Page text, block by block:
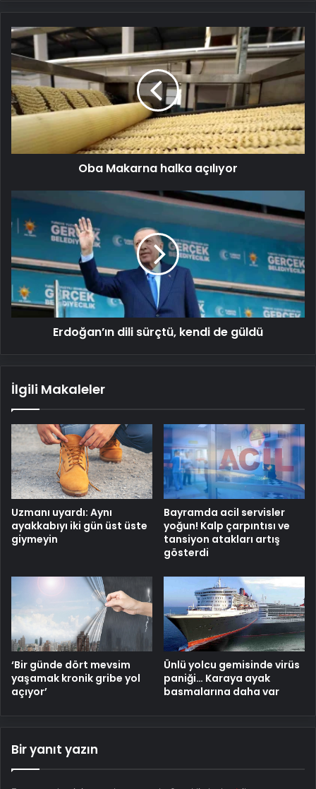
Oba
Makarna
halka
açılıyor
Oba Makarna halka açılıyor
Erdoğan’ın
sürçtü,
de
güldü
Erdoğan’ın dili sürçtü, kendi de güldü
İlgili Makaleler
Uzmanı uyardı: Aynı
ayakkabıyı iki gün üst üste
giymeyin
Bayramda acil servisler
yoğun! Kalp çarpıntısı ve
tansiyon atakları artış
gösterdi
‘Bir günde dört mevsim
yaşamak kronik gribe yol
açıyor’
Ünlü yolcu gemisinde virüs
paniği… Karaya ayak
basmalarına daha var
Bir yanıt yazın